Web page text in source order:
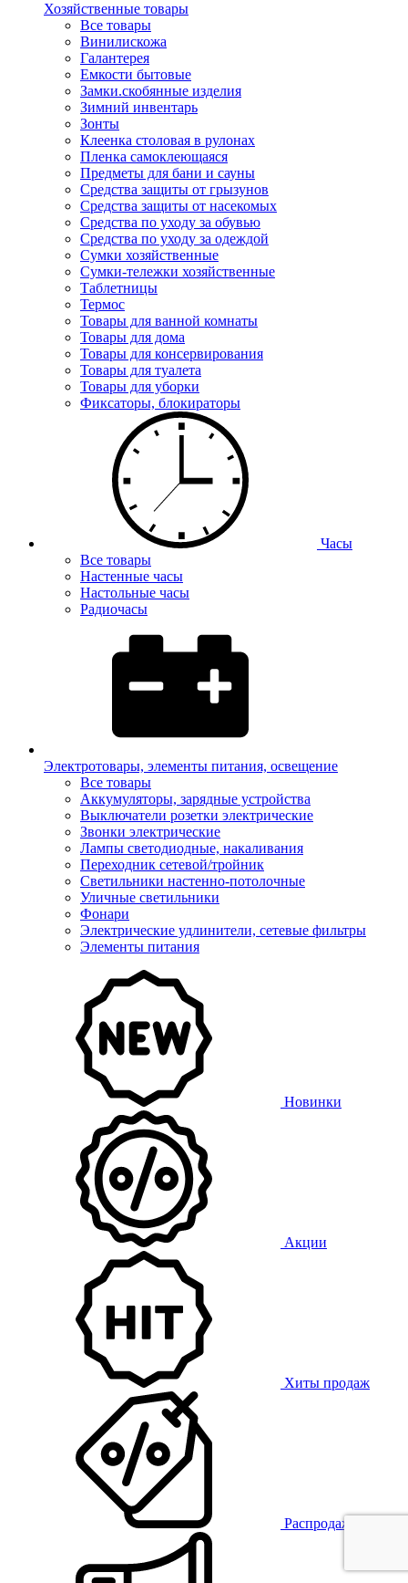
Хозяйственные товары
Все товары
Винилискожа
Галантерея
Емкости бытовые
Замки.скобянные изделия
Зимний инвентарь
Зонты
Клеенка столовая в рулонах
Пленка самоклеющаяся
Предметы для бани и сауны
Средства защиты от грызунов
Средства защиты от насекомых
Средства по уходу за обувью
Средства по уходу за одеждой
Сумки хозяйственные
Сумки-тележки хозяйственные
Таблетницы
Термос
Товары для ванной комнаты
Товары для дома
Товары для консервирования
Товары для туалета
Товары для уборки
Фиксаторы, блокираторы
Часы
Все товары
Настенные часы
Настольные часы
Радиочасы
Электротовары, элементы питания, освещение
Все товары
Аккумуляторы, зарядные устройства
Выключатели розетки электрические
Звонки электрические
Лампы светодиодные, накаливания
Переходник сетевой/тройник
Светильники настенно-потолочные
Уличные светильники
Фонари
Электрические удлинители, сетевые фильтры
Элементы питания
Новинки
Акции
Хиты продаж
Распродажа